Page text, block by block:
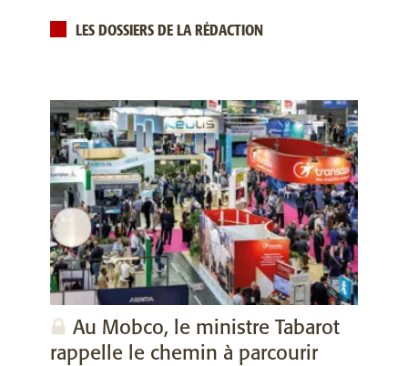
LES DOSSIERS DE LA RÉDACTION
Au Mobco, le ministre Tabarot
rappelle le chemin à parcourir